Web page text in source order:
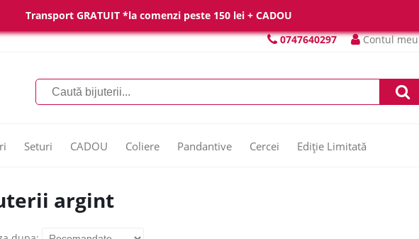
Transport GRATUIT *la comenzi peste 150 lei + CADOU
0747640297
Contul meu
Seturi CADOU Coliere Pandantive Cercei Ediție Limitată
argint